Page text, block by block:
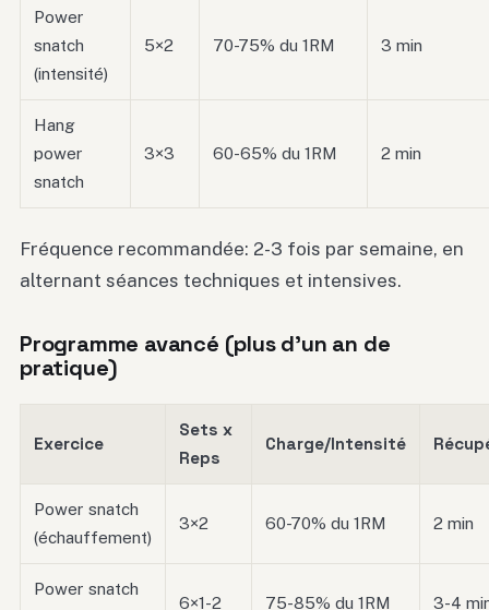
Power
snatch
(intensité)
5×2 70-75% du 1RM 3 min
Hang
power
snatch
3×3 60-65% du 1RM 2 min
Fréquence recommandée: 2-3 fois par semaine, en
alternant séances techniques et intensives.
Programme avancé (plus d’un an de
pratique)
Exercice
Sets x
Reps
Charge/Intensité
Power snatch
(échauffement)
3×2 60-70% du 1RM 2 min
Power snatch
6×1-2 75-85% du 1RM 3-4